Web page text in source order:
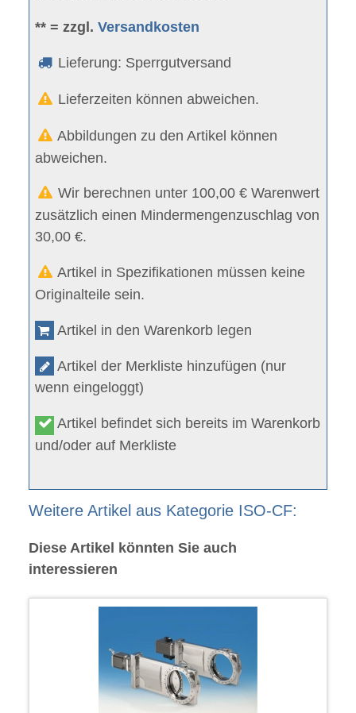
** = zzgl.Versandkosten
Lieferung: Sperrgutversand
Lieferzeiten können abweichen.
Abbildungen zu den Artikel können
abweichen.
Wir berechnen unter 100,00 € Warenwert
zusätzlich einen Mindermengenzuschlag von
30,00 €.
Artikel in Spezifikationen müssen keine
Originalteile sein.
Artikel in den Warenkorb legen
Artikel der Merkliste hinzufügen (nur
wenn eingeloggt)
Artikel befindet sich bereits im Warenkorb
und/oder auf Merkliste
Weitere Artikel aus Kategorie ISO-CF:
Diese Artikel könnten Sie auch
interessieren